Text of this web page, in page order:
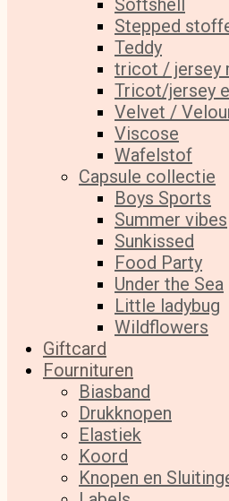
Softshell
Stepped
Teddy
tricot / jersey
Tricot/jersey
Velvet /
Viscose
Wafelstof
Capsule collectie
Boys Sports
Summer vibes
Sunkissed
Food Party
Under the Sea
Little ladybug
Wildflowers
Giftcard
Fournituren
Biasband
Drukknopen
Elastiek
Koord
Knopen en